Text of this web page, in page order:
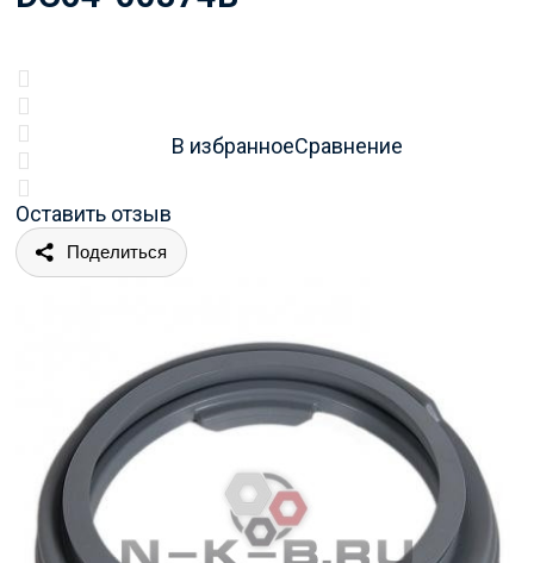
Оставить отзыв
В избранноеСравнение
Поделиться